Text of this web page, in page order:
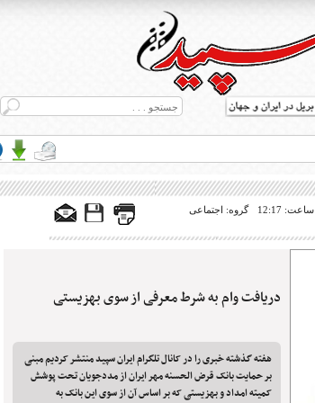
ساعت: 12:17 گروه: اجتماعی
دریافت وام به شرط معرفی از سوی بهزیستی
هفته گذشته خبری را در کانال تلگرام ایران سپید منتشر کردیم مبنی
بر حمایت بانک قرض الحسنه مهر ایران از مددجویان تحت پوشش
کمیته امداد و بهزیستی که بر اساس آن از سوی این بانک به